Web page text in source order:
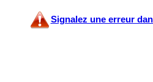
Signalez une erreur